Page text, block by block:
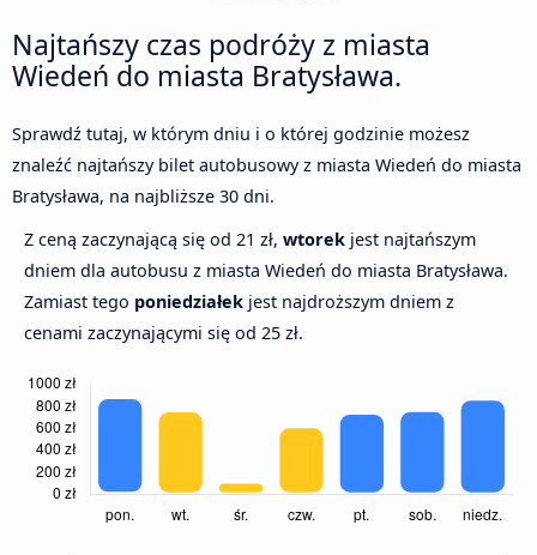
Najtańszy czas podróży z miasta
Wiedeń do miasta Bratysława.
Sprawdź tutaj, w którym dniu i o której godzinie możesz
znaleźć najtańszy bilet autobusowy z miasta Wiedeń do miasta
Bratysława, na najbliższe 30 dni.
Z ceną zaczynającą się od 21 zł, wtorek jest najtańszym
dniem dla autobusu z miasta Wiedeń do miasta Bratysława.
Zamiast tego poniedziałek jest najdroższym dniem z
cenami zaczynającymi się od 25 zł.